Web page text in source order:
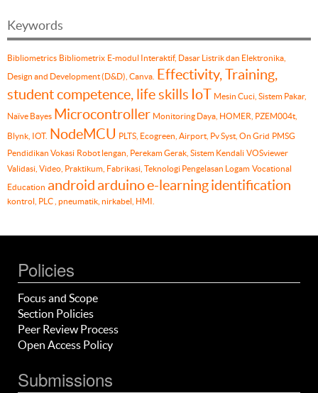
Keywords
Bibliometrics Bibliometrix E-modul Interaktif, Dasar Listrik dan Elektronika,
Design and Development (D&D), Canva.
Effectivity, Training,
student competence, life skills IoT Mesin Cuci, Sistem Pakar,
Naïve Bayes Microcontroller Monitoring Daya, HOMER, PZEM004t,
Blynk, IOT. NodeMCU PLTS, Ecogreen, Airport, Pv Syst, On Grid PMSG
Pendidikan Vokasi Robot lengan, Perekam Gerak, Sistem Kendali VOSviewer
Validasi, Video, Praktikum, Fabrikasi, Teknologi Pengelasan Logam Vocational
Education android arduinoe-learningidentification
kontrol, PLC , pneumatik, nirkabel, HMI.
Policies
Focus and Scope
Section Policies
Peer Review Process
Open Access Policy
Submissions